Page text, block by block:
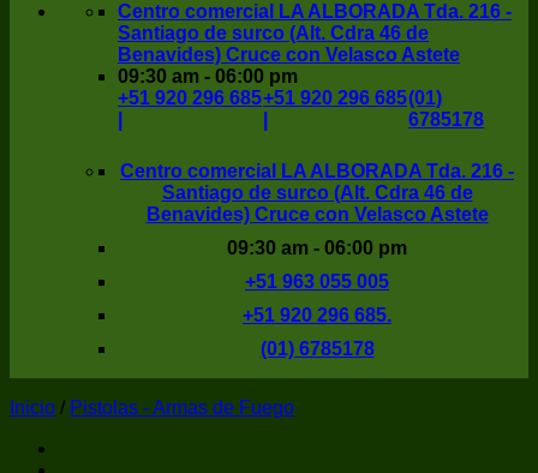
Centro comercial LA ALBORADA Tda. 216 -
Santiago de surco (Alt. Cdra 46 de
Benavides) Cruce con Velasco Astete
09:30 am - 06:00 pm
+51 920 296 685+51 920 296 685(01)
6785178
Centro comercial LA ALBORADA Tda. 216 -
Santiago de surco (Alt. Cdra 46 de
Benavides) Cruce con Velasco Astete
09:30 am - 06:00 pm
+51 963 055 005
+51 920 296 685.
(01) 6785178
Inicio / Pistolas - Armas de Fuego